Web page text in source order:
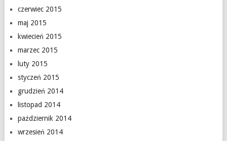
czerwiec 2015
maj 2015
kwiecień 2015
marzec 2015
luty 2015
styczeń 2015
grudzień 2014
listopad 2014
październik 2014
wrzesień 2014